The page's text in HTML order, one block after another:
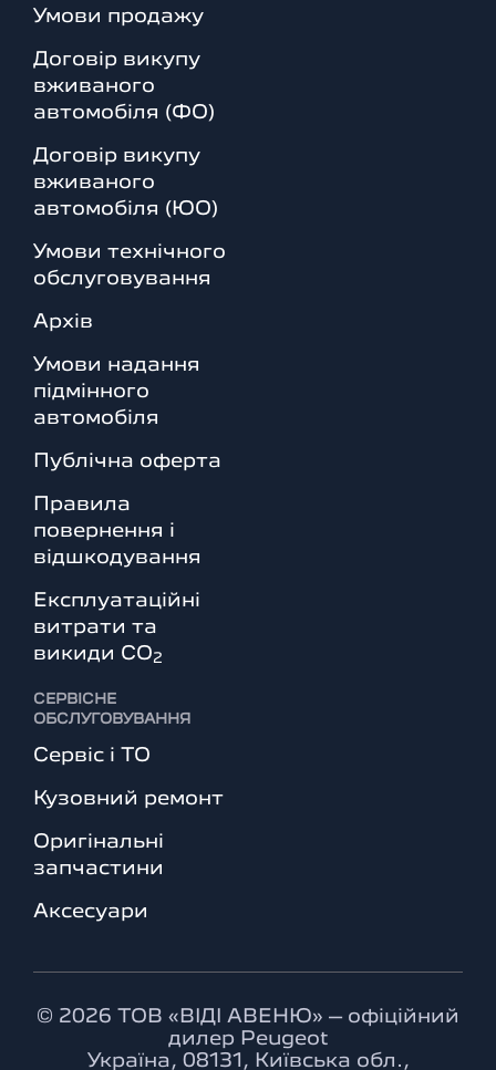
Умови продажу
Договір викупу
вживаного
автомобіля (ФО)
Договір викупу
вживаного
автомобіля (ЮО)
Умови технічного
обслуговування
Архів
Умови надання
підмінного
автомобіля
Публічна оферта
Правила
повернення і
відшкодування
Експлуатаційні
витрати та
викиди СО2
СЕРВІСНЕ
ОБСЛУГОВУВАННЯ
Сервіс і ТО
Кузовний ремонт
Оригінальні
запчастини
Аксесуари
© 2026 ТОВ «ВІДІ АВЕНЮ» – офіційний
дилер Peugeot
Україна, 08131, Київська обл.,